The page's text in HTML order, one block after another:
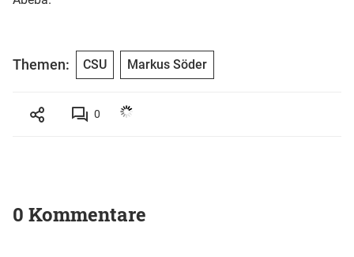
Themen: CSU Markus Söder
0
0 Kommentare